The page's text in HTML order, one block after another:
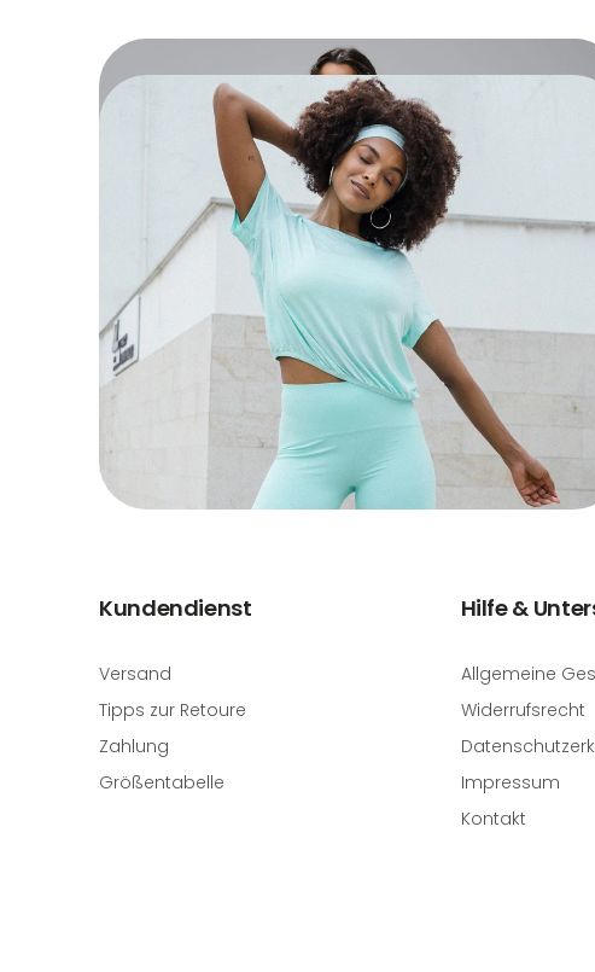
Nicht bleichen
Nicht bügeln
Nicht trocknergeeignet
In der EU niedergelassener
Kundendienst
Versand
Tipps zur Retoure
Zahlung
Größentabelle
Hilfe &
Allgemeine
Widerrufsrecht
Impressum
Kontakt